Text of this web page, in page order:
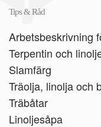
Tips & Råd
Arbetsbeskrivning
Terpentin och
Slamfärg
Träolja, linolja och
Träbåtar
Linoljesåpa